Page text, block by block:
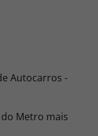
Autocarros -
Metro mais